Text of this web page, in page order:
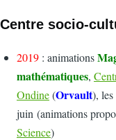
Centre socio-
2019 : animations
mathématiques,
Ondine(Orvault),
juin (animations
Science)